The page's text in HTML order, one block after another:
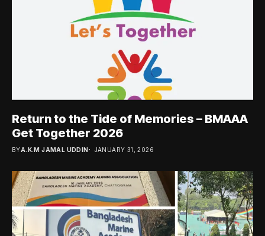
Return to the Tide of Memories – BMAAA
Get Together 2026
BYA.K.M JAMAL UDDIN JANUARY 31, 2026